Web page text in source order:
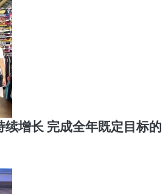
增长 完成全年既定目标的